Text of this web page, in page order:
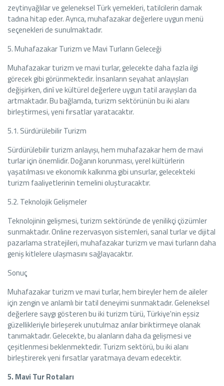
zeytinyağlılar ve geleneksel Türk yemekleri, tatilcilerin damak
tadına hitap eder. Ayrıca, muhafazakar değerlere uygun menü
seçenekleri de sunulmaktadır.
5. Muhafazakar Turizm ve Mavi Turların Geleceği
Muhafazakar turizm ve mavi turlar, gelecekte daha fazla ilgi
görecek gibi görünmektedir. İnsanların seyahat anlayışları
değişirken, dinî ve kültürel değerlere uygun tatil arayışları da
artmaktadır. Bu bağlamda, turizm sektörünün bu iki alanı
birleştirmesi, yeni fırsatlar yaratacaktır.
5.1. Sürdürülebilir Turizm
Sürdürülebilir turizm anlayışı, hem muhafazakar hem de mavi
turlar için önemlidir. Doğanın korunması, yerel kültürlerin
yaşatılması ve ekonomik kalkınma gibi unsurlar, gelecekteki
turizm faaliyetlerinin temelini oluşturacaktır.
5.2. Teknolojik Gelişmeler
Teknolojinin gelişmesi, turizm sektöründe de yenilikçi çözümler
sunmaktadır. Online rezervasyon sistemleri, sanal turlar ve dijital
pazarlama stratejileri, muhafazakar turizm ve mavi turların daha
geniş kitlelere ulaşmasını sağlayacaktır.
Sonuç
Muhafazakar turizm ve mavi turlar, hem bireyler hem de aileler
için zengin ve anlamlı bir tatil deneyimi sunmaktadır. Geleneksel
değerlere saygı gösteren bu iki turizm türü, Türkiye'nin eşsiz
güzellikleriyle birleşerek unutulmaz anılar biriktirmeye olanak
tanımaktadır. Gelecekte, bu alanların daha da gelişmesi ve
çeşitlenmesi beklenmektedir. Turizm sektörü, bu iki alanı
birleştirerek yeni fırsatlar yaratmaya devam edecektir.
5. Mavi Tur Rotaları